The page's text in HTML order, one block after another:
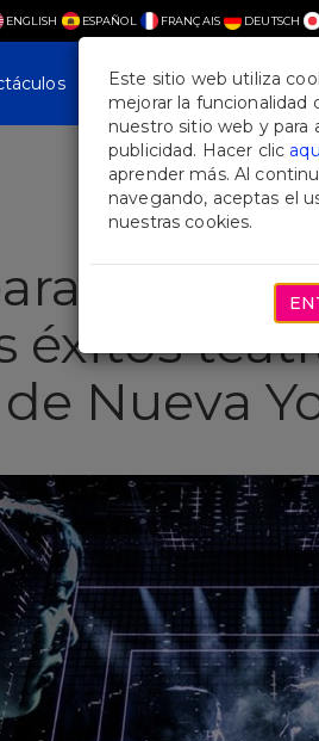
ENGLISH ESPAÑOL FRANÇAIS DEUTSCH
Plan Your
Visit
Noticias y
éxitos
Nueva
Este sitio web utiliza
mejorar la funcionalidad
nuestro sitio web y para
publicidad. Hacer clic
aprender más. Al
navegando, aceptas el
nuestras cookies.